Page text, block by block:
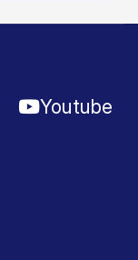
Youtube